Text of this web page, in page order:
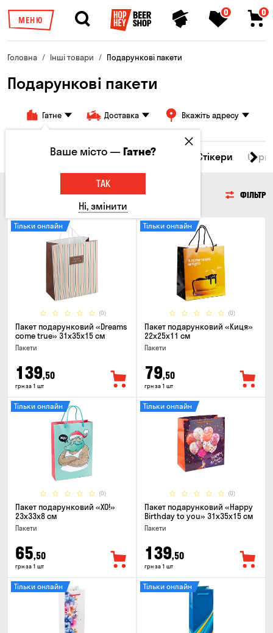
МЕНЮ
0 0
Головна Інші товари Подарункові пакети
Подарункові пакети
Гатне Доставка Вкажіть адресу
Брелоки Подарункові пакети Стікери
ПОДАРУНКОВІ ПАКЕТИ ФІЛЬТР
(0)
Тільки онлайн
Пакет подарунковий «Dreams
come true» 31x35x15 см
Пакети
139,50
грн за 1 шт
(0)
Тільки онлайн
Пакет подарунковий «Киця»
22x25x11 см
Пакети
79,50
грн за 1 шт
(0)
Тільки онлайн
Пакет подарунковий «ХО!»
23x33x8 см
Пакети
65,50
грн за 1 шт
(0)
Тільки онлайн
Пакет подарунковий «Happy
Birthday to you» 31x35x15 cм
Пакети
139,50
грн за 1 шт
Тільки онлайн Тільки онлайн
Ваше місто —Гатне?
ТАК
Ні, змінити